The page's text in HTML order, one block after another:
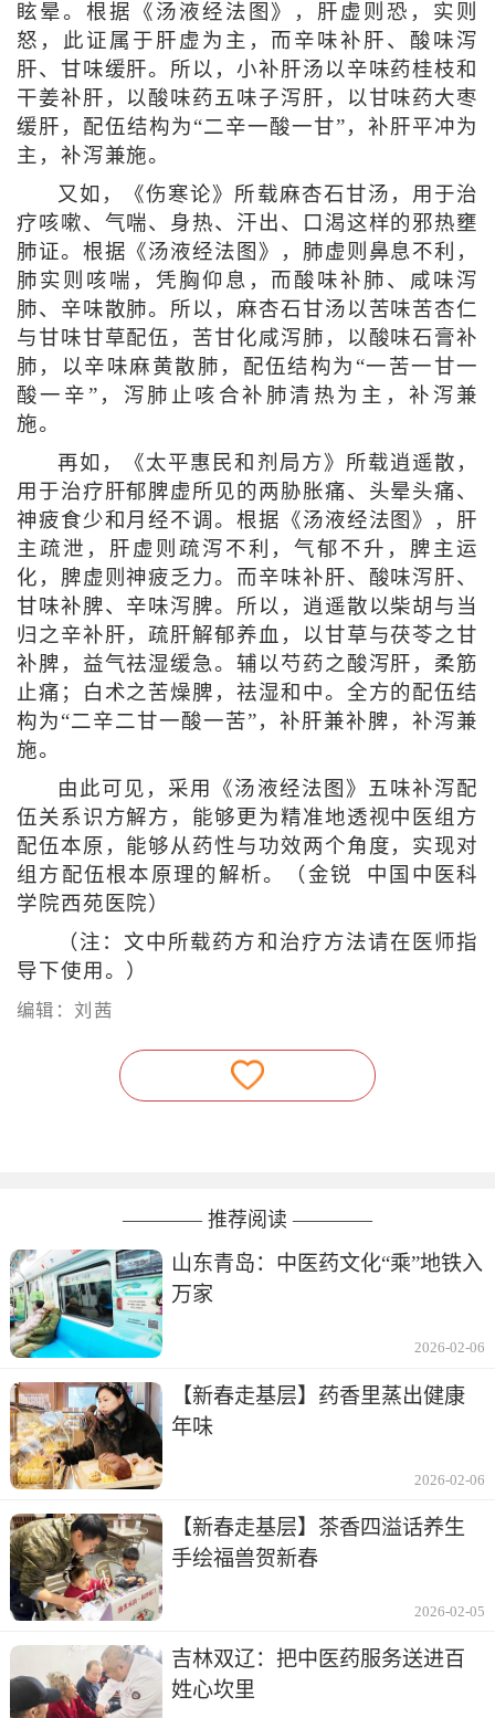
眩晕。根据《汤液经法图》，肝虚则恐，实则
怒，此证属于肝虚为主，而辛味补肝、酸味泻
肝、甘味缓肝。所以，小补肝汤以辛味药桂枝和
干姜补肝，以酸味药五味子泻肝，以甘味药大枣
缓肝，配伍结构为“二辛一酸一甘”，补肝平冲为
主，补泻兼施。
又如，《伤寒论》所载麻杏石甘汤，用于治
疗咳嗽、气喘、身热、汗出、口渴这样的邪热壅
肺证。根据《汤液经法图》，肺虚则鼻息不利，
肺实则咳喘，凭胸仰息，而酸味补肺、咸味泻
肺、辛味散肺。所以，麻杏石甘汤以苦味苦杏仁
与甘味甘草配伍，苦甘化咸泻肺，以酸味石膏补
肺，以辛味麻黄散肺，配伍结构为“一苦一甘一
酸一辛”，泻肺止咳合补肺清热为主，补泻兼
施。
再如，《太平惠民和剂局方》所载逍遥散，
用于治疗肝郁脾虚所见的两胁胀痛、头晕头痛、
神疲食少和月经不调。根据《汤液经法图》，肝
主疏泄，肝虚则疏泻不利，气郁不升，脾主运
化，脾虚则神疲乏力。而辛味补肝、酸味泻肝、
甘味补脾、辛味泻脾。所以，逍遥散以柴胡与当
归之辛补肝，疏肝解郁养血，以甘草与茯苓之甘
补脾，益气祛湿缓急。辅以芍药之酸泻肝，柔筋
止痛；白术之苦燥脾，祛湿和中。全方的配伍结
构为“二辛二甘一酸一苦”，补肝兼补脾，补泻兼
施。
由此可见，采用《汤液经法图》五味补泻配
伍关系识方解方，能够更为精准地透视中医组方
配伍本原，能够从药性与功效两个角度，实现对
组方配伍根本原理的解析。（金锐 中国中医科
学院西苑医院）
（注：文中所载药方和治疗方法请在医师指
导下使用。）
编辑：刘茜
———— 推荐阅读 ————
山东青岛：中医药文化“乘”地铁入
万家
2026-02-06
【新春走基层】药香里蒸出健康
年味
2026-02-06
【新春走基层】茶香四溢话养生
手绘福兽贺新春
2026-02-05
吉林双辽：把中医药服务送进百
姓心坎里